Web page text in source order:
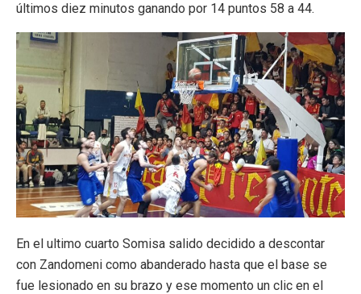
últimos diez minutos ganando por 14 puntos 58 a 44.
En el ultimo cuarto Somisa salido decidido a descontar
con Zandomeni como abanderado hasta que el base se
fue lesionado en su brazo y ese momento un clic en el